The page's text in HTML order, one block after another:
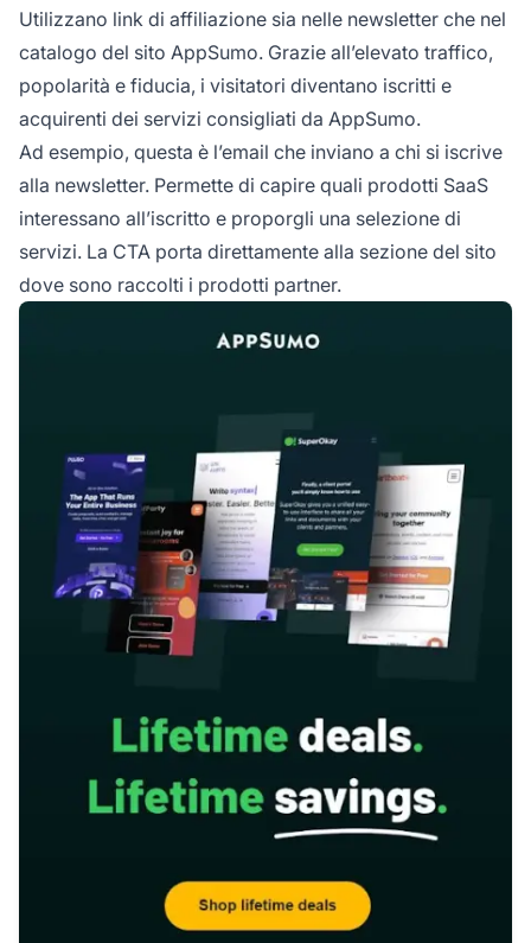
Utilizzano link di affiliazione sia nelle newsletter che nel
catalogo del sito AppSumo. Grazie all’elevato traffico,
popolarità e fiducia, i visitatori diventano iscritti e
acquirenti dei servizi consigliati da AppSumo.
Ad esempio, questa è l’email che inviano a chi si iscrive
alla newsletter. Permette di capire quali prodotti SaaS
interessano all’iscritto e proporgli una selezione di
servizi. La CTA porta direttamente alla sezione del sito
dove sono raccolti i prodotti partner.